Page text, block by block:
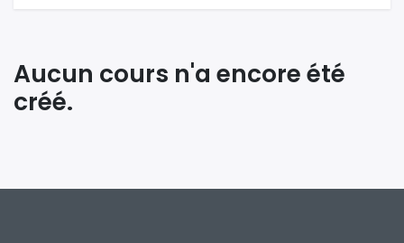
Aucun cours n'a encore été
créé.